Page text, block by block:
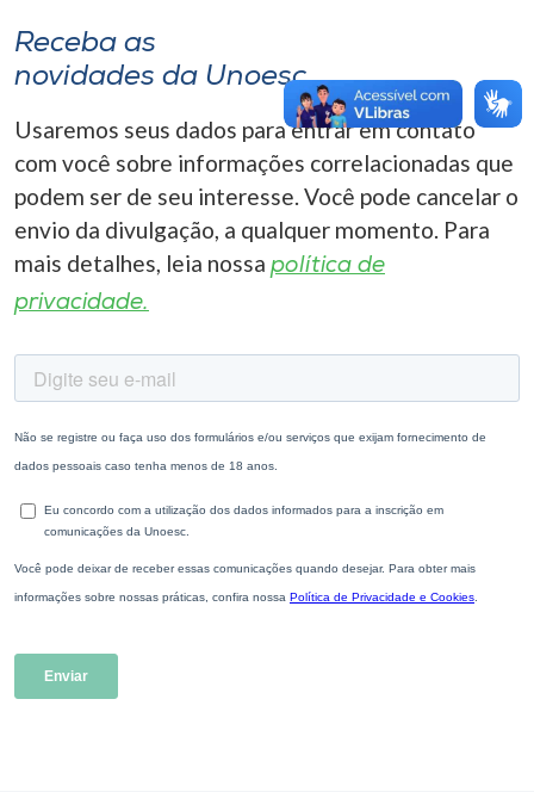
Receba as
novidades da Unoesc
Usaremos seus dados para entrar em contato
com você sobre informações correlacionadas que
podem ser de seu interesse. Você pode cancelar o
envio da divulgação, a qualquer momento. Para
mais detalhes, leia nossa política de
privacidade.